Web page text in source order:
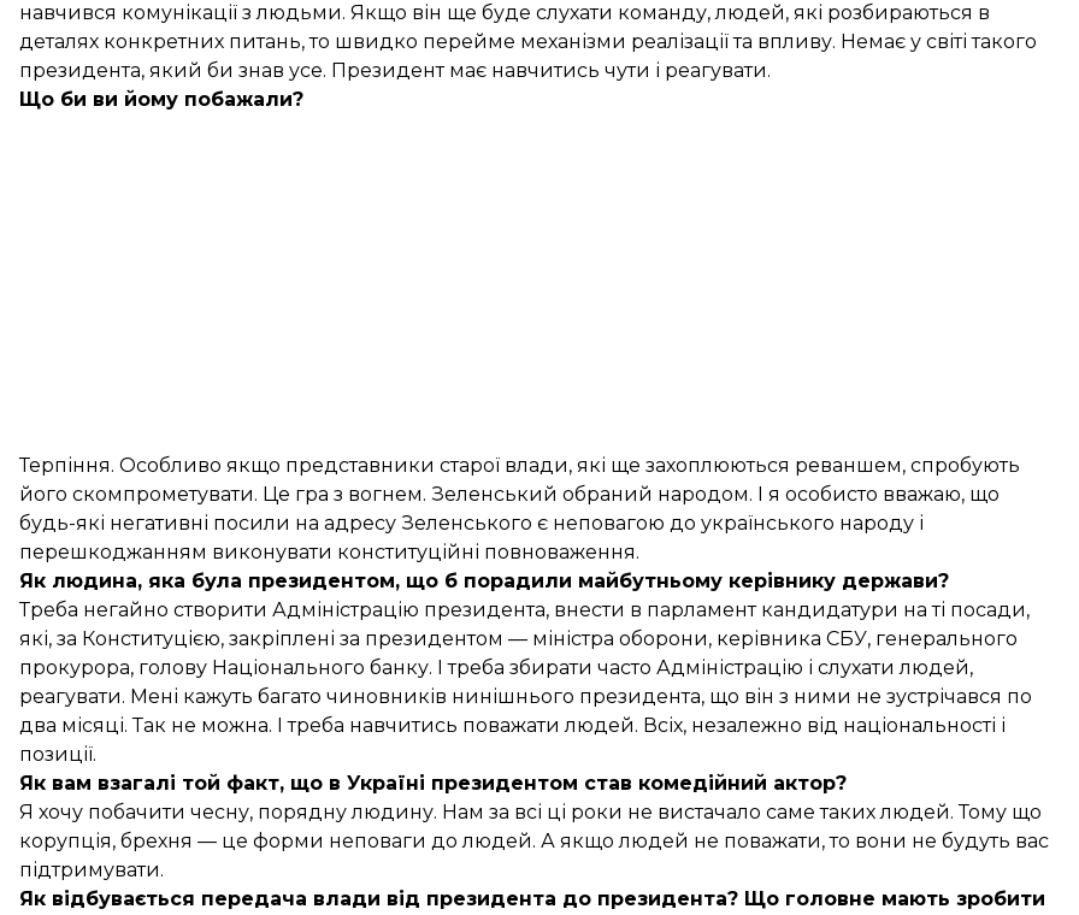
навчився комунікації з людьми. Якщо він ще буде слухати команду, людей, які розбираються в
деталях конкретних питань, то швидко перейме механізми реалізації та впливу. Немає у світі такого
президента, який би знав усе. Президент має навчитись чути і реагувати.
Що би ви йому побажали?
Терпіння. Особливо якщо представники старої влади, які ще захоплюються реваншем, спробують
його скомпрометувати. Це гра з вогнем. Зеленський обраний народом. І я особисто вважаю, що
будь-які негативні посили на адресу Зеленського є неповагою до українського народу і
перешкоджанням виконувати конституційні повноваження.
Як людина, яка була президентом, що б порадили майбутньому керівнику держави?
Треба негайно створити Адміністрацію президента, внести в парламент кандидатури на ті посади,
які, за Конституцією, закріплені за президентом — міністра оборони, керівника СБУ, генерального
прокурора, голову Національного банку. І треба збирати часто Адміністрацію і слухати людей,
реагувати. Мені кажуть багато чиновників нинішнього президента, що він з ними не зустрічався по
два місяці. Так не можна. І треба навчитись поважати людей. Всіх, незалежно від національності і
позиції.
Як вам взагалі той факт, що в Україні президентом став комедійний актор?
Я хочу побачити чесну, порядну людину. Нам за всі ці роки не вистачало саме таких людей. Тому що
корупція, брехня — це форми неповаги до людей. А якщо людей не поважати, то вони не будуть вас
підтримувати.
Як відбувається передача влади від президента до президента? Що головне мають зробити